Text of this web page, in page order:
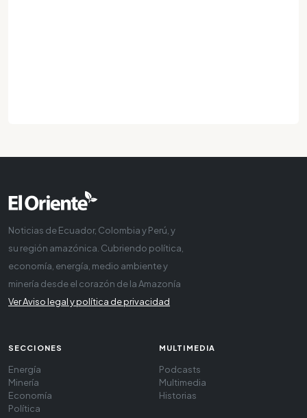
Noticias de Ecuador, Colombia y Perú, y
su región amazónica. Cubriendo política,
economía, energía, medio ambiente y
minería desde el corazón de la Amazonía
Ver Aviso legal y política de privacidad
SECCIONES
Energía
Minería
Economía
Política
MULTIMEDIA
Podcasts
Multimedia
Historias